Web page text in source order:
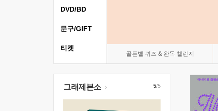
골든벨 퀴즈 & 완독 챌린지
DVD/BD
문구/GIFT
티켓
그래제본소 5/5